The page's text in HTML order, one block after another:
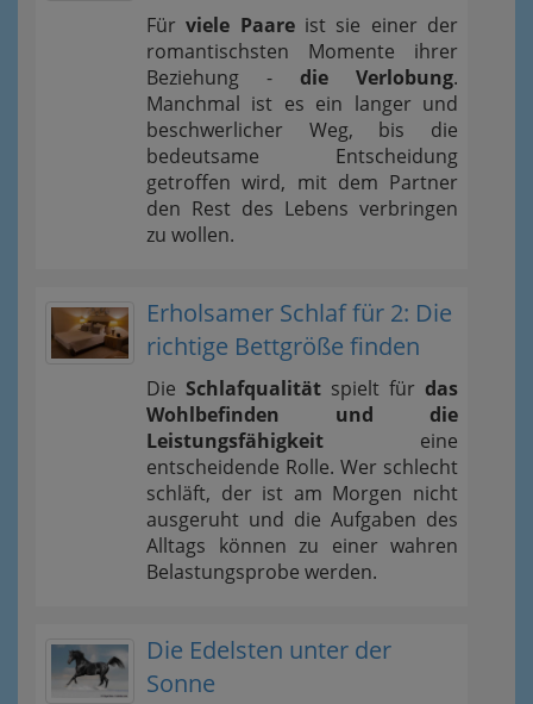
Fürviele Paareist sie einer der
romantischsten Momente ihrer
Beziehung - die Verlobung.
Manchmal ist es ein langer und
beschwerlicher Weg, bis die
bedeutsame Entscheidung
getroffen wird, mit dem Partner
den Rest des Lebens verbringen
zu wollen.
Erholsamer Schlaf für 2: Die
richtige Bettgröße finden
Die Schlafqualität spielt für das
Wohlbefinden und die
Leistungsfähigkeit eine
entscheidende Rolle. Wer schlecht
schläft, der ist am Morgen nicht
ausgeruht und die Aufgaben des
Alltags können zu einer wahren
Belastungsprobe werden.
Die Edelsten unter der
Sonne